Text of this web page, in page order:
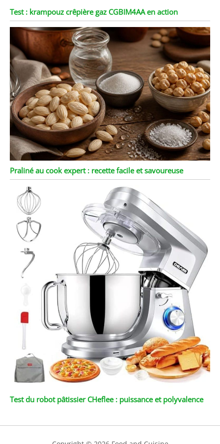
Test : krampouz crêpière gaz CGBIM4AA en action
Praliné au cook expert : recette facile et savoureuse
Test du robot pâtissier CHeflee : puissance et polyvalence